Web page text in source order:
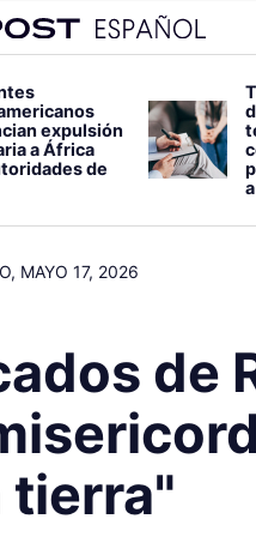
expulsión
a África
de
MAYO 17, 2026
de
tierra"